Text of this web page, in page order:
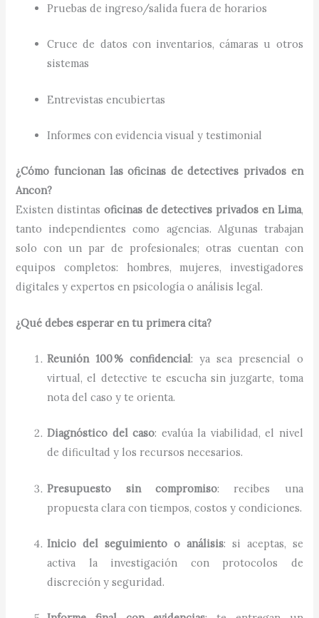
Pruebas de ingreso/salida fuera de horarios
Cruce de datos con inventarios, cámaras u otros
sistemas
Entrevistas encubiertas
Informes con evidencia visual y testimonial
¿Cómo funcionan las oficinas de detectives privados en
Ancon?
Existen distintas oficinas de detectives privados en Lima,
tanto independientes como agencias. Algunas trabajan
solo con un par de profesionales; otras cuentan con
equipos completos: hombres, mujeres, investigadores
digitales y expertos en psicología o análisis legal.
¿Qué debes esperar en tu primera cita?
Reunión 100 % confidencial: ya sea presencial o
virtual, el detective te escucha sin juzgarte, toma
nota del caso y te orienta.
Diagnóstico del caso: evalúa la viabilidad, el nivel
de dificultad y los recursos necesarios.
Presupuesto sin compromiso: recibes una
propuesta clara con tiempos, costos y condiciones.
Inicio del seguimiento o análisis: si aceptas, se
activa la investigación con protocolos de
discreción y seguridad.